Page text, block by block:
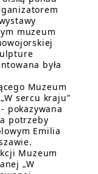
muzeum
była
Muzeum
sercu kraju”
pokazywana
potrzeby
Emilia
Muzeum
„W